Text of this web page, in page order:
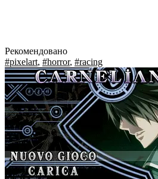
Рекомендовано
#pixelart, #horror, #racing